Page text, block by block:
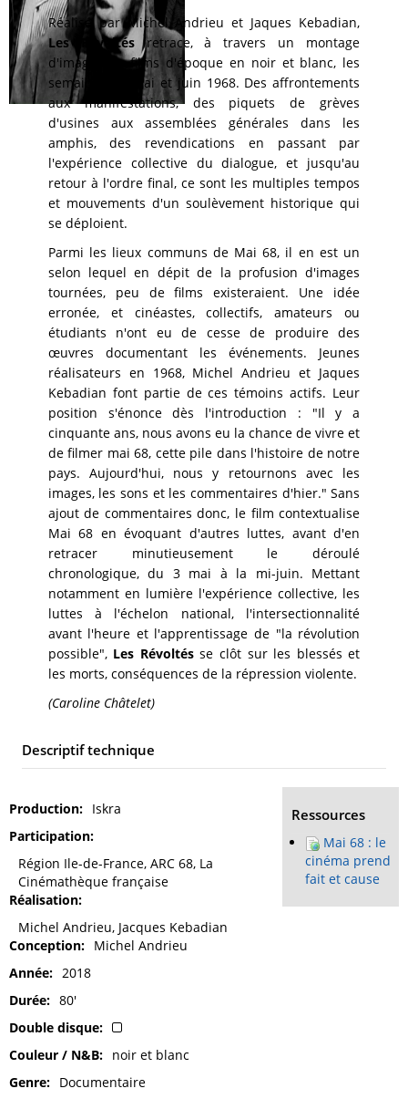
Réalisé par Michel Andrieu et Jaques Kebadian,
Les Révoltésretrace, à travers un montage
d'images de films d'époque en noir et blanc, les
semaines de mai et juin 1968. Des affrontements
aux manifestations, des piquets de grèves
d'usines aux assemblées générales dans les
amphis, des revendications en passant par
l'expérience collective du dialogue, et jusqu'au
retour à l'ordre final, ce sont les multiples tempos
et mouvements d'un soulèvement historique qui
se déploient.
Parmi les lieux communs de Mai 68, il en est un
selon lequel en dépit de la profusion d'images
tournées, peu de films existeraient. Une idée
erronée, et cinéastes, collectifs, amateurs ou
étudiants n'ont eu de cesse de produire des
œuvres documentant les événements. Jeunes
réalisateurs en 1968, Michel Andrieu et Jaques
Kebadian font partie de ces témoins actifs. Leur
position s'énonce dès l'introduction : "Il y a
cinquante ans, nous avons eu la chance de vivre et
de filmer mai 68, cette pile dans l'histoire de notre
pays. Aujourd'hui, nous y retournons avec les
images, les sons et les commentaires d'hier." Sans
ajout de commentaires donc, le film contextualise
Mai 68 en évoquant d'autres luttes, avant d'en
retracer minutieusement le déroulé
chronologique, du 3 mai à la mi-juin. Mettant
notamment en lumière l'expérience collective, les
luttes à l'échelon national, l'intersectionnalité
avant l'heure et l'apprentissage de "la révolution
possible", Les Révoltésse clôt sur les blessés et
les morts, conséquences de la répression violente.
(Caroline Châtelet)
Descriptif technique
Production
Iskra
Participation
Région Ile-de-France, ARC 68, La
Cinémathèque française
Réalisation
Michel Andrieu, Jacques Kebadian
Conception
Michel Andrieu
Année
2018
Durée
80'
Double disque
Couleur / N&B
noir et blanc
Genre
Documentaire
Ressources
Mai 68 : le
cinéma prend
fait et cause